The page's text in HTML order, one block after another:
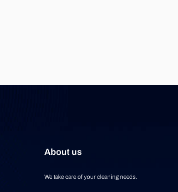
About us
We take care of your cleaning needs.